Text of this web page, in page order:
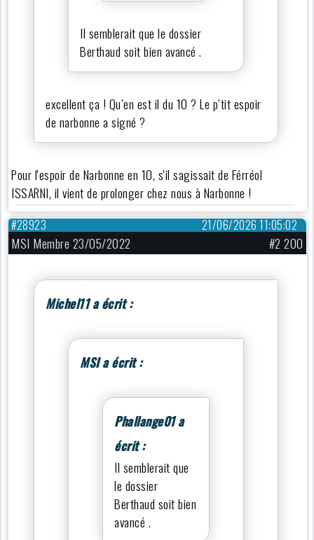
Il semblerait que le dossier
Berthaud soit bien avancé .
excellent ça ! Qu’en est il du 10 ? Le p’tit espoir
de narbonne a signé ?
Pour l'espoir de Narbonne en 10, s'il sagissait de Férréol
ISSARNI, il vient de prolonger chez nous à Narbonne !
21/06/2026 11:05:02
#28923
MSI Membre 23/05/2022 #2 200
Michel11 a écrit :
MSI a écrit :
Phallange01 a
écrit :
Il semblerait que
le dossier
Berthaud soit bien
avancé .